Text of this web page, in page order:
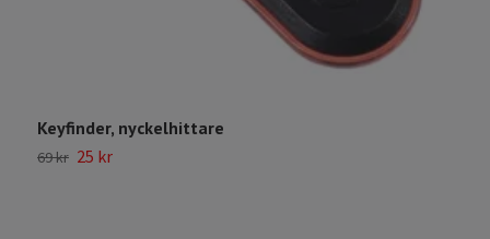
Keyfinder, nyckelhittare
69 kr 25 kr